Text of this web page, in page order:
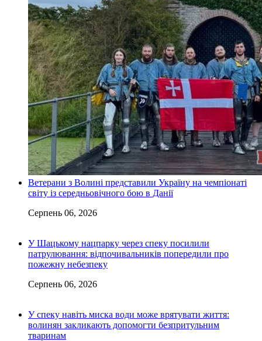
Ветерани з Волині представили Україну на чемпіонаті
світу із середньовічного бою в Данії
Серпень 06, 2026
У Шацькому нацпарку через спеку посилили
патрулювання: відпочивальників попередили про
пожежну небезпеку
Серпень 06, 2026
У спеку навіть миска води може врятувати життя:
волинян закликають допомогти безпритульним
тваринам